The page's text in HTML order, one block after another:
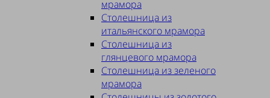
мрамора
Столешница из
итальянского мрамора
Столешница из
глянцевого мрамора
Столешница из зеленого
мрамора